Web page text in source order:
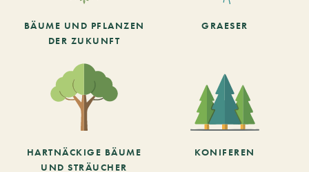
BÄUME UND PFLANZEN
DER ZUKUNFT
GRAESER
HARTNÄCKIGE BÄUME
UND STRÄUCHER
KONIFEREN